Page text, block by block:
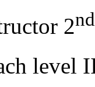
2nd
level